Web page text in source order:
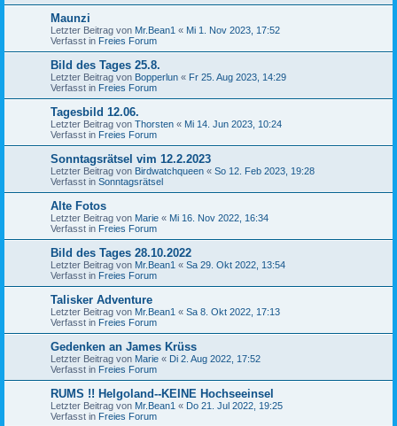
Maunzi
Letzter Beitrag von Mr.Bean1 « Mi 1. Nov 2023, 17:52
Verfasst in Freies Forum
Bild des Tages 25.8.
Letzter Beitrag von Bopperlun « Fr 25. Aug 2023, 14:29
Verfasst in Freies Forum
Tagesbild 12.06.
Letzter Beitrag von Thorsten « Mi 14. Jun 2023, 10:24
Verfasst in Freies Forum
Sonntagsrätsel vim 12.2.2023
Letzter Beitrag von Birdwatchqueen « So 12. Feb 2023, 19:28
Verfasst in Sonntagsrätsel
Alte Fotos
Letzter Beitrag von Marie « Mi 16. Nov 2022, 16:34
Verfasst in Freies Forum
Bild des Tages 28.10.2022
Letzter Beitrag von Mr.Bean1 « Sa 29. Okt 2022, 13:54
Verfasst in Freies Forum
Talisker Adventure
Letzter Beitrag von Mr.Bean1 « Sa 8. Okt 2022, 17:13
Verfasst in Freies Forum
Gedenken an James Krüss
Letzter Beitrag von Marie « Di 2. Aug 2022, 17:52
Verfasst in Freies Forum
RUMS !! Helgoland--KEINE Hochseeinsel
Letzter Beitrag von Mr.Bean1 « Do 21. Jul 2022, 19:25
Verfasst in Freies Forum